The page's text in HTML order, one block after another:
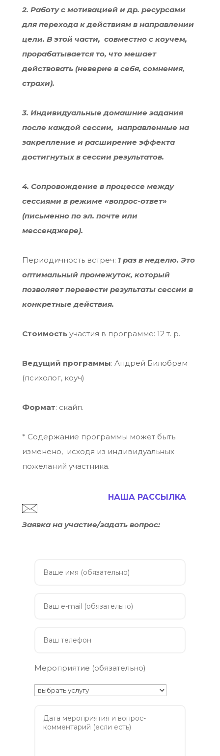
2. Работу с мотивацией и др. ресурсами
для перехода к действиям в направлении
цели. В этой части, совместно с коучем,
прорабатывается то, что мешает
действовать (неверие в себя, сомнения,
страхи).
3. Индивидуальные домашние задания
после каждой сессии, направленные на
закрепление и расширение эффекта
достигнутых в сессии результатов.
4. Сопровождение в процессе между
сессиями в режиме «вопрос-ответ»
(письменно по эл. почте или
мессенджере).
Периодичность встреч: 1 раз в неделю. Это
оптимальный промежуток, который
позволяет перевести результаты сессии в
конкретные действия.
Стоимостьучастия в программе: 12 т. р.
Ведущий программы: Андрей Билобрам
(психолог, коуч)
Формат: скайп.
* Содержание программы может быть
изменено, исходя из индивидуальных
пожеланий участника.
НАША РАССЫЛКА
Заявка на участие/задать вопрос:
Мероприятие (обязательно)